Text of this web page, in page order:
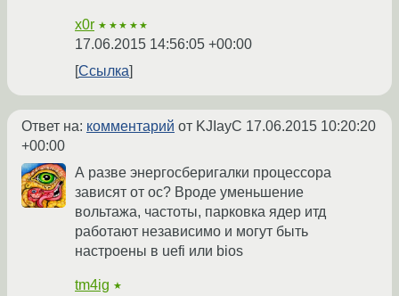
x0r ★★★★★
17.06.2015 14:56:05 +00:00
Ссылка
Ответ на: комментарий от KJIayC 17.06.2015 10:20:20
+00:00
А разве энергосберигалки процессора
зависят от ос? Вроде уменьшение
вольтажа, частоты, парковка ядер итд
работают независимо и могут быть
настроены в uefi или bios
tm4ig ★